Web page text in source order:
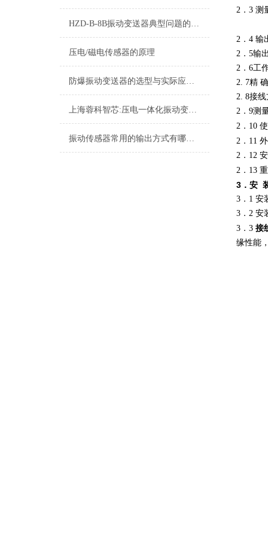
HZD-B-8B振动变送器典型问题的快速诊断与应对策略分享
压电/磁电传感器的原理
防爆振动变送器的选型与实际应用有哪些？
上海蓉科智芯:压电一体化振动变送器
振动传感器常用的输出方式有哪些？
2．3 测
2．4 输
2．5输
2．6工
2. 7精
2. 8接
2．9测
2．10
2．11
2．12
2．13 重
3．安
3．1 安
3．2 安
3．3 接
缘性能